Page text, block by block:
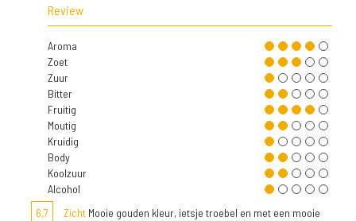
Review
Aroma
Zoet
Zuur
Bitter
Fruitig
Moutig
Kruidig
Body
Koolzuur
Alcohol
6,7
Zicht Mooie gouden kleur, ietsje troebel en met een mooie